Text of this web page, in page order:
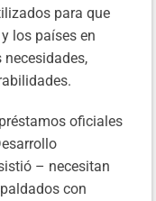
para que
los países en
oficiales
– necesitan
con